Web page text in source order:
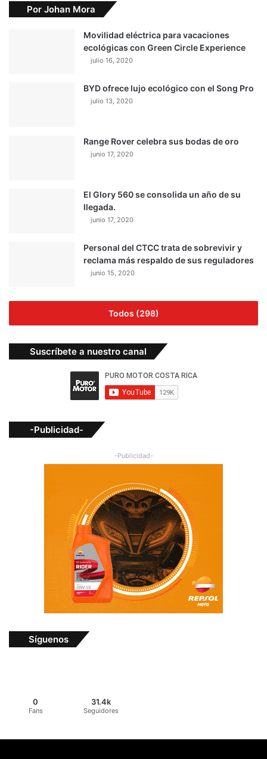
Por Johan Mora
Movilidad eléctrica para vacaciones
ecológicas con Green Circle Experience
julio 16, 2020
BYD ofrece lujo ecológico con el Song Pro
julio 13, 2020
Range Rover celebra sus bodas de oro
junio 17, 2020
El Glory 560 se consolida un año de su
llegada.
junio 17, 2020
Personal del CTCC trata de sobrevivir y
reclama más respaldo de sus reguladores
junio 15, 2020
Todos (298)
Suscríbete a nuestro canal
-Publicidad-
-Publicidad-
Síguenos
0
Fans
31.4k
Seguidores